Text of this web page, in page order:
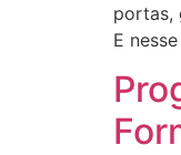
portas,
E